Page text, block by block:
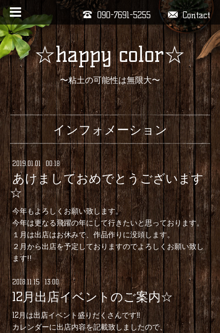
Contact
090-7691-5255
☆happy color☆
〜粘土の可能性は無限大〜
インフォメーション
2019 01.01 00:18
あけましておめでとうございます
☆
今年もよろしくお願い致します。
今年は更なる飛躍の年にして行きたいと思っております。
１月は出店はお休みで、作品作りに没頭します。
２月から出店を予定しておりますのでよろしくお願い致し
ます!!
2018 11.15 13:00
12月出店イベントのご案内☆
12月は出店イベント盛りだくさんです‼︎
カレンダーに出店内容を記載致しましたので、